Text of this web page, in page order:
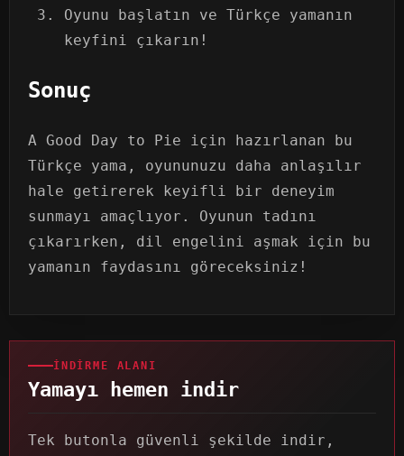
Oyunu başlatın ve Türkçe yamanın
keyfini çıkarın!
Sonuç
A Good Day to Pie için hazırlanan bu
Türkçe yama, oyununuzu daha anlaşılır
hale getirerek keyifli bir deneyim
sunmayı amaçlıyor. Oyunun tadını
çıkarırken, dil engelini aşmak için bu
yamanın faydasını göreceksiniz!
İNDIRME ALANI
Yamayı hemen indir
Tek butonla güvenli şekilde indir,